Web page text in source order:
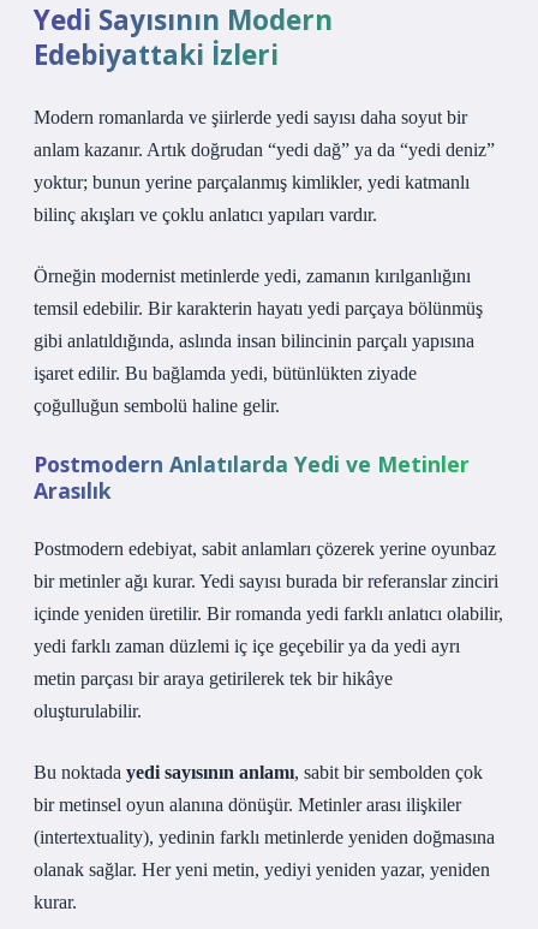
Yedi Sayısının Modern
Edebiyattaki İzleri
Modern romanlarda ve şiirlerde yedi sayısı daha soyut bir
anlam kazanır. Artık doğrudan “yedi dağ” ya da “yedi deniz”
yoktur; bunun yerine parçalanmış kimlikler, yedi katmanlı
bilinç akışları ve çoklu anlatıcı yapıları vardır.
Örneğin modernist metinlerde yedi, zamanın kırılganlığını
temsil edebilir. Bir karakterin hayatı yedi parçaya bölünmüş
gibi anlatıldığında, aslında insan bilincinin parçalı yapısına
işaret edilir. Bu bağlamda yedi, bütünlükten ziyade
çoğulluğun sembolü haline gelir.
Postmodern Anlatılarda Yedi ve Metinler
Arasılık
Postmodern edebiyat, sabit anlamları çözerek yerine oyunbaz
bir metinler ağı kurar. Yedi sayısı burada bir referanslar zinciri
içinde yeniden üretilir. Bir romanda yedi farklı anlatıcı olabilir,
yedi farklı zaman düzlemi iç içe geçebilir ya da yedi ayrı
metin parçası bir araya getirilerek tek bir hikâye
oluşturulabilir.
Bu noktada yedi sayısının anlamı, sabit bir sembolden çok
bir metinsel oyun alanına dönüşür. Metinler arası ilişkiler
(intertextuality), yedinin farklı metinlerde yeniden doğmasına
olanak sağlar. Her yeni metin, yediyi yeniden yazar, yeniden
kurar.